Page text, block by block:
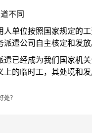
不同
位按照国家规定的工
遣公司自主核定和发放
经成为我们国家机关
的临时工，其处境和
处？